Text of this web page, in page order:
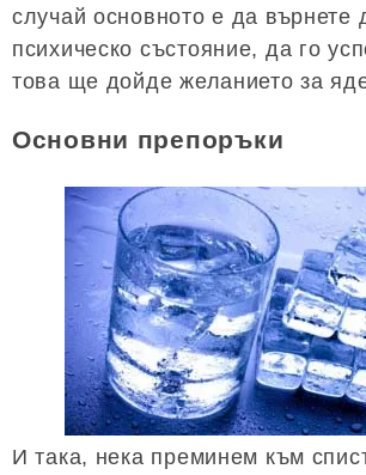
случай основното е да върнете
психическо състояние, да го
това ще дойде желанието за
Основни препоръки
И така, нека преминем към